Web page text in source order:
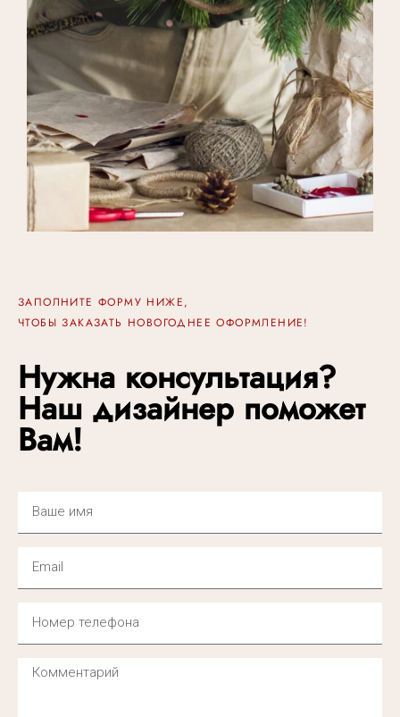
ЗАПОЛНИТЕ ФОРМУ НИЖЕ,
ЧТОБЫ ЗАКАЗАТЬ НОВОГОДНЕЕ ОФОРМЛЕНИЕ!
Нужна консультация?
Наш дизайнер поможет
Вам!